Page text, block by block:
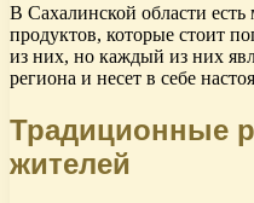
В Сахалинской области
продуктов, которые стоит
из них, но каждый из них
региона и несет в себе
Традиционные
жителей